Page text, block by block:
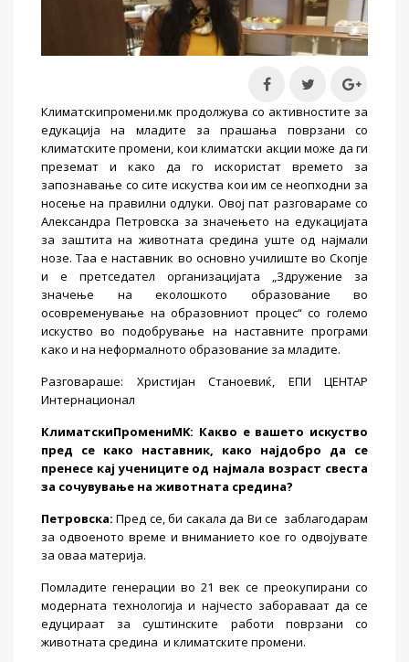
Климатскипромени.мк продолжува со активностите за
едукација на младите за прашања поврзани со
климатските промени, кои климатски акции може да ги
преземат и како да го искористат времето за
запознавање со сите искуства кои им се неопходни за
носење на правилни одлуки. Овој пат разговараме со
Александра Петровска за значењето на едукацијата
за заштита на животната средина уште од најмали
нозе. Таа е наставник во основно училиште во Скопје
и е претседател организацијата „Здружение за
значење на еколошкото образование во
осовременување на образовниот процес“ со големо
искуство во подобрување на наставните програми
како и на неформалното образование за младите.
Разговараше: Христијан Станоевиќ, ЕПИ ЦЕНТАР
Интернационал
КлиматскиПромениMK: Какво е вашето искуство
пред се како наставник, како најдобро да се
пренесе кај учениците од најмала возраст свеста
за сочувување на животната средина?
Петровска: Пред се, би сакала да Ви се заблагодарам
за одвоеното време и вниманието кое го одвојувате
за оваа материја.
Помладите генерации во 21 век се преокупирани со
модерната технологија и најчесто забораваат да се
едуцираат за суштинските работи поврзани со
животната средина и климатските промени.